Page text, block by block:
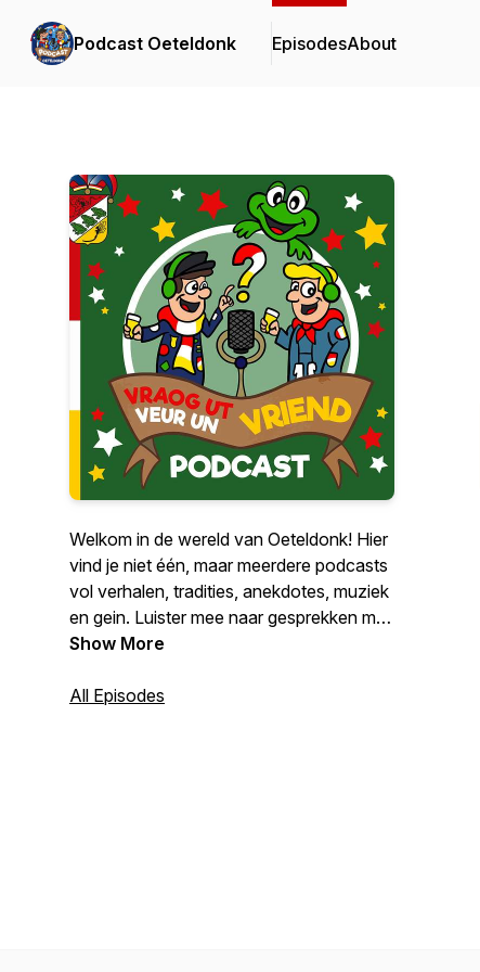
Podcast Oeteldonk EpisodesAbout
Welkom in de wereld van Oeteldonk! Hier
vind je niet één, maar meerdere podcasts
vol verhalen, tradities, anekdotes, muziek
en gein. Luister mee naar gesprekken met
bekende en minder bekende
van eeuwenoude gebruiken en krijg
Show More
All Episodes